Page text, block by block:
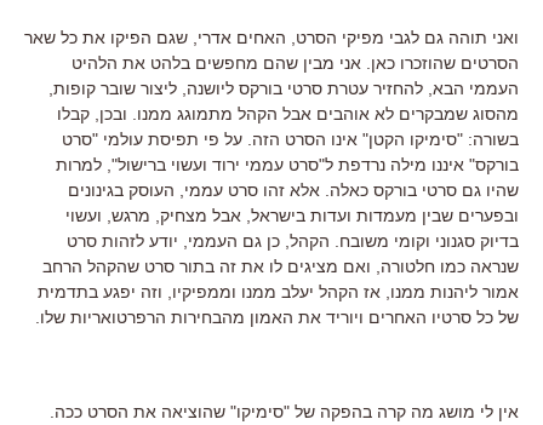
ואני תוהה גם לגבי מפיקי הסרט, האחים אדרי, שגם הפיקו את כל שאר
הסרטים שהוזכרו כאן. אני מבין שהם מחפשים בלהט את הלהיט
העממי הבא, להחזיר עטרת סרטי בורקס ליושנה, ליצור שובר קופות,
מהסוג שמבקרים לא אוהבים אבל הקהל מתמוגג ממנו. ובכן, קבלו
בשורה: "סימיקו הקטן" אינו הסרט הזה. על פי תפיסת עולמי "סרט
בורקס" איננו מילה נרדפת ל"סרט עממי ירוד ועשוי ברישול", למרות
שהיו גם סרטי בורקס כאלה. אלא זהו סרט עממי, העוסק בגינונים
ובפערים שבין מעמדות ועדות בישראל, אבל מצחיק, מרגש, ועשוי
בדיוק סגנוני וקומי משובח. הקהל, כן גם העממי, יודע לזהות סרט
שנראה כמו חלטורה, ואם מציגים לו את זה בתור סרט שהקהל הרחב
אמור ליהנות ממנו, אז הקהל יעלב ממנו וממפיקיו, וזה יפגע בתדמית
של כל סרטיו האחרים ויוריד את האמון מהבחירות הרפרטואריות שלו.
אין לי מושג מה קרה בהפקה של "סימיקו" שהוציאה את הסרט ככה.